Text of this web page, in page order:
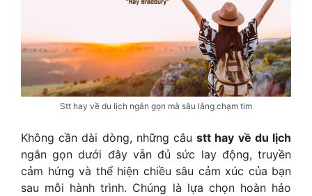
Stt hay về du lịch ngắn gọn mà sâu lắng chạm tim
Không cần dài dòng, những câustt hay về du lịch
ngắn gọn dưới đây vẫn đủ sức lay động, truyền
cảm hứng và thể hiện chiều sâu cảm xúc của bạn
sau mỗi hành trình. Chúng là lựa chọn hoàn hảo